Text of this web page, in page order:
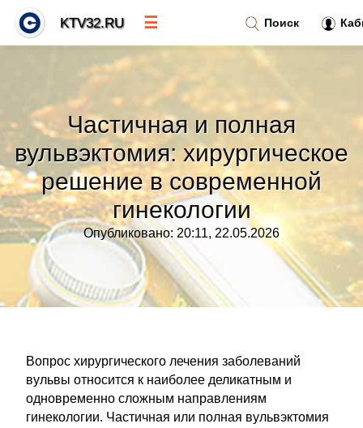
Частичная и полная
вульвэктомия: хирургическое
решение в современной
гинекологии
Опубликовано: 20:11, 22.05.2026
Вопрос хирургического лечения заболеваний
вульвы относится к наиболее деликатным и
одновременно сложным направлениям
гинекологии. Частичная или полная вульвэктомия
Поиск
KTV32.RU ☰
Тренды новостей »
Рубрики»
Правила»
Контакт»